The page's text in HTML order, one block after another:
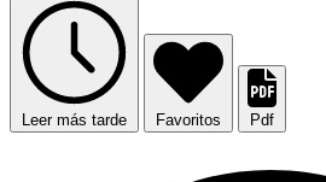
Leer más tarde Favoritos Pdf